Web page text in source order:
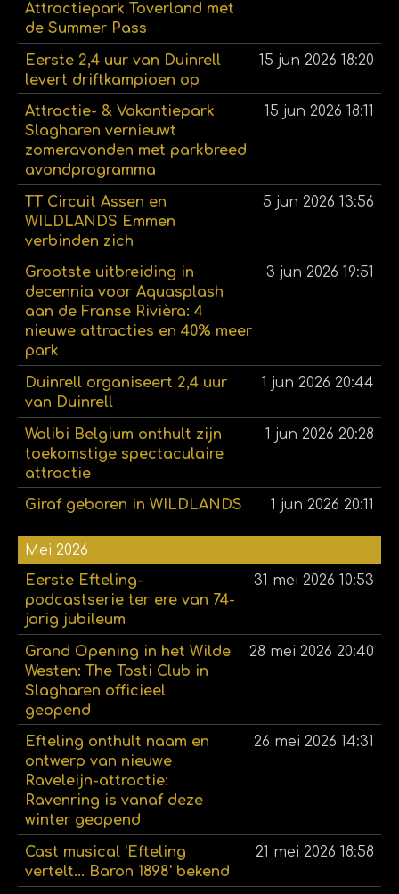
Attractiepark Toverland met
de Summer Pass
Eerste 2,4 uur van Duinrell
levert driftkampioen op
15 jun 2026 18:20
Attractie- & Vakantiepark
Slagharen vernieuwt
zomeravonden met parkbreed
avondprogramma
15 jun 2026 18:11
TT Circuit Assen en
WILDLANDS Emmen
verbinden zich
5 jun 2026 13:56
Grootste uitbreiding in
decennia voor Aquasplash
aan de Franse Rivièra: 4
nieuwe attracties en 40% meer
park
3 jun 2026 19:51
Duinrell organiseert 2,4 uur
van Duinrell
1 jun 2026 20:44
Walibi Belgium onthult zijn
toekomstige spectaculaire
attractie
1 jun 2026 20:28
Giraf geboren in WILDLANDS 1 jun 2026 20:11
Mei 2026
Eerste Efteling-
podcastserie ter ere van 74-
jarig jubileum
31 mei 2026 10:53
Grand Opening in het Wilde
Westen: The Tosti Club in
Slagharen officieel
geopend
28 mei 2026 20:40
Efteling onthult naam en
ontwerp van nieuwe
Raveleijn-attractie:
Ravenring is vanaf deze
winter geopend
26 mei 2026 14:31
Cast musical 'Efteling
vertelt... Baron 1898' bekend
21 mei 2026 18:58